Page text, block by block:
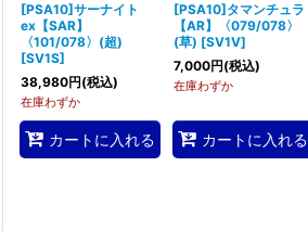
[PSA10]サーナイト
ex【SAR】
〈101/078〉(超)
[SV1S]
38,980円(税込)
在庫わずか
カートに入れる
[PSA10]タマンチュラ
【AR】〈079/078〉
(草) [SV1V]
7,000円(税込)
在庫わずか
カートに入れる